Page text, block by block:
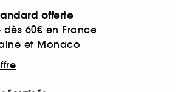
offerte
60€ en France
et Monaco